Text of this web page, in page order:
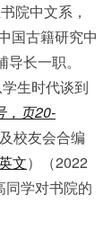
院中文系，
国古籍研究中
长一职。
生时代谈到
，页20-
校友会合编
文）（2022
同学对书院的